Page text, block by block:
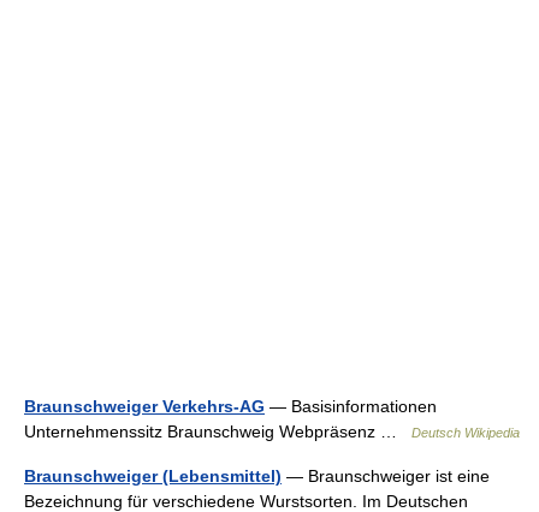
Braunschweiger Verkehrs-AG — Basisinformationen
Unternehmenssitz Braunschweig Webpräsenz …
Deutsch Wikipedia
Braunschweiger (Lebensmittel) — Braunschweiger ist eine
Bezeichnung für verschiedene Wurstsorten. Im Deutschen